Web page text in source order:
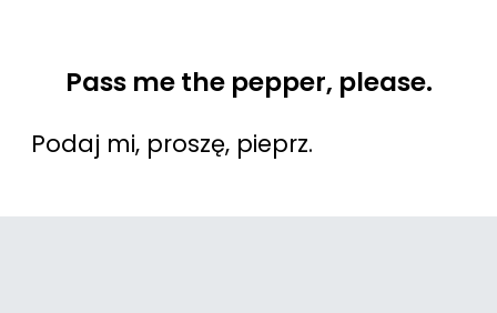
Pass me the pepper, please.
Podaj mi, proszę, pieprz.